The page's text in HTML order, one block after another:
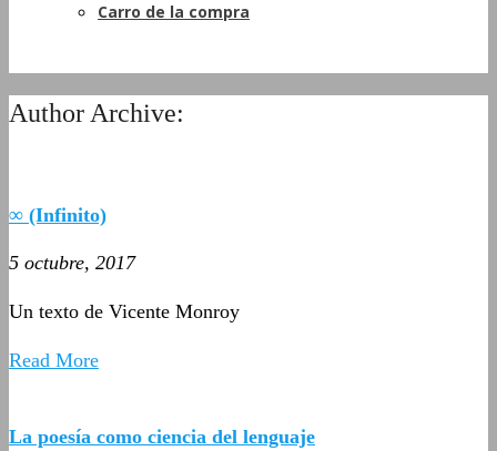
Carro de la compra
Author Archive:
∞ (Infinito)
5 octubre, 2017
Un texto de Vicente Monroy
Read More
La poesía como ciencia del lenguaje